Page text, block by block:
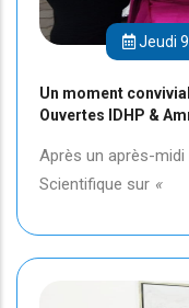
Jeudi
Un moment
Ouvertes IDHP &
Après un après-
Scientifique sur «